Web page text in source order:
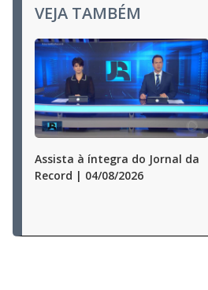
VEJA TAMBÉM
Assista à íntegra do Jornal da
Record | 04/08/2026